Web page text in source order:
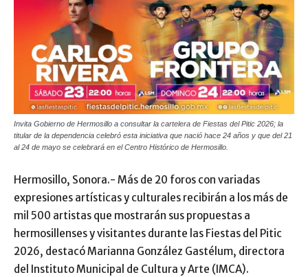
Invita Gobierno de Hermosillo a consultar la cartelera de Fiestas del Pitic 2026; la
titular de la dependencia celebró esta iniciativa que nació hace 24 años y que del 21
al 24 de mayo se celebrará en el Centro Histórico de Hermosillo.
Hermosillo, Sonora.- Más de 20 foros con variadas
expresiones artísticas y culturales recibirán a los más de
mil 500 artistas que mostrarán sus propuestas a
hermosillenses y visitantes durante las Fiestas del Pitic
2026, destacó Marianna González Gastélum, directora
del Instituto Municipal de Cultura y Arte (IMCA).